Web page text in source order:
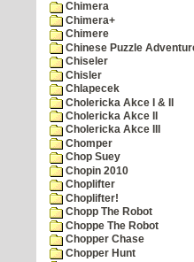
Chimera
Chimera+
Chimere
Chinese Puzzle
Chiseler
Chisler
Chlapecek
Cholericka Akce I & II
Cholericka Akce II
Cholericka Akce III
Chomper
Chop Suey
Chopin 2010
Choplifter
Choplifter!
Chopp The Robot
Choppe The Robot
Chopper Chase
Chopper Hunt